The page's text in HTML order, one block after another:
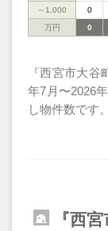
～1,000
0
万円
0
『西宮市大
年7月〜2026
し物件数です。
『西